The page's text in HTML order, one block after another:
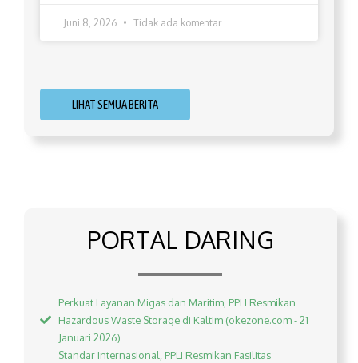
Juni 8, 2026 Tidak ada komentar
LIHAT SEMUA BERITA
PORTAL DARING
Perkuat Layanan Migas dan Maritim, PPLI Resmikan
Hazardous Waste Storage di Kaltim (okezone.com - 21
Januari 2026)
Standar Internasional, PPLI Resmikan Fasilitas